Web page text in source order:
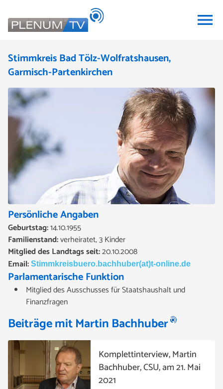
menu
Stimmkreis Bad Tölz-Wolfratshausen,
Garmisch-Partenkirchen
Persönliche Angaben
Geburtstag:14.10.1955
Familienstand:verheiratet, 3 Kinder
Mitglied des Landtags seit:20.10.2008
Email: Stimmkreisbuero.bachhuber(at)t-online.de
Parlamentarische Funktion
Mitglied des Ausschusses für Staatshaushalt und
Finanzfragen
Beiträge mit Martin Bachhuber
Komplettinterview, Martin
Bachhuber, CSU, am 21. Mai
2021